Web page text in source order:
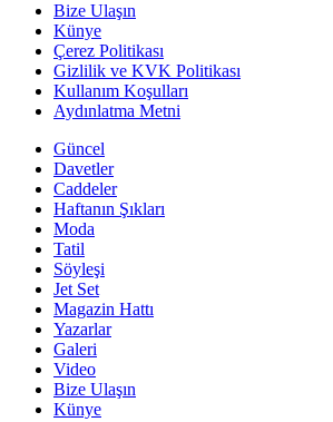
Bize Ulaşın
Künye
Çerez Politikası
Gizlilik ve KVK Politikası
Kullanım Koşulları
Aydınlatma Metni
Güncel
Davetler
Caddeler
Haftanın Şıkları
Moda
Tatil
Söyleşi
Jet Set
Magazin Hattı
Yazarlar
Galeri
Video
Bize Ulaşın
Künye